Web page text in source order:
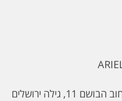
גילה ירושלים